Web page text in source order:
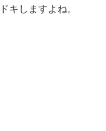
キしますよね。